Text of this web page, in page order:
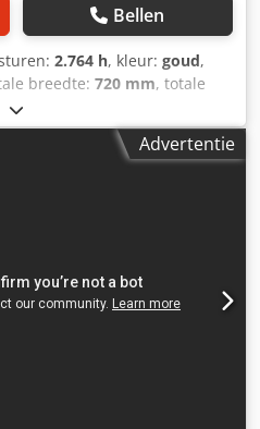
Bellen
2.764 h, kleur: goud,
breedte: 720 mm, totale
600 kg Prijs: Op
- Bouwjaar: 0 -
- CE markering aanwezig: Ja -
Serienummer: 650863 -
1600mm x 720mm
Levering en inruil altijd
sectoren Lukas van
Advertentie